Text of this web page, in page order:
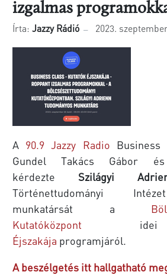
izgalmas
Írta: Jazzy Rádió 2023.
A 90.9 Jazzy Radio Business
Gundel Takács Gábor
kérdezte Szilágyi
Történettudományi
munkatársát a
Kutatóközpont
Éjszakája programjáról.
A beszélgetés itt hallgatható